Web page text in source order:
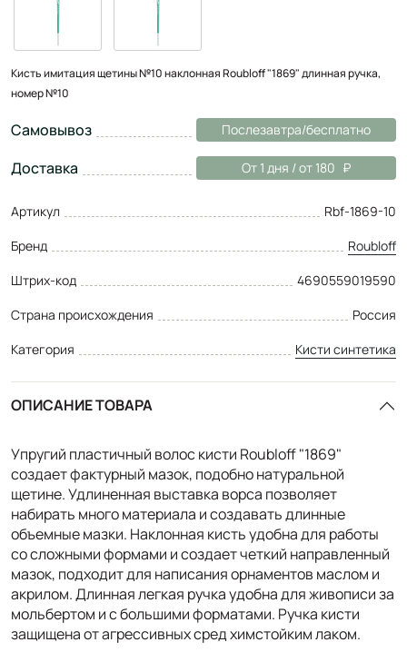
Кисть имитация щетины №10 наклонная Roubloff "1869" длинная ручка,
номер №10
Самовывоз Послезавтра/бесплатно
Доставка От 1 дня / от 180
Артикул
Rbf-1869-10
Бренд
Roubloff
Штрих-код
4690559019590
Страна происхождения
Россия
Категория
Кисти синтетика
ОПИСАНИЕ ТОВАРА
Упругий пластичный волос кисти Roubloff "1869"
создает фактурный мазок, подобно натуральной
щетине. Удлиненная выставка ворса позволяет
набирать много материала и создавать длинные
объемные мазки. Наклонная кисть удобна для работы
со сложными формами и создает четкий направленный
мазок, подходит для написания орнаментов маслом и
акрилом. Длинная легкая ручка удобна для живописи за
мольбертом и с большими форматами. Ручка кисти
защищена от агрессивных сред химстойким лаком.